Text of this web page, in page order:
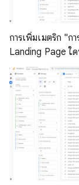
การเพิ่มเมตริก "ก
Landing Page ใ